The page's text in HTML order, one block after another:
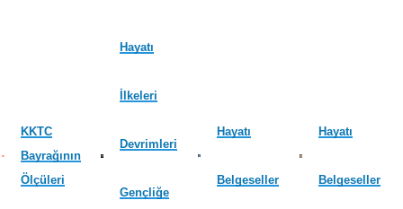
KKTC
Bayrağının
Ölçüleri
Hayatı
İlkeleri
Devrimleri
Gençliğe
Hayatı
Belgeseller
Hayatı
Belgeseller